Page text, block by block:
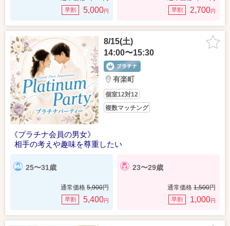
早割 5,000円 早割 2,700円
8/15(土)
14:00〜15:30
有楽町
個室12対12
複数マッチング
《プラチナ会員の男女》
相手の考えや趣味を尊重したい
25〜31歳
通常価格 5,900円
早割 5,400円
23〜29歳
通常価格 1,500円
早割 1,000円